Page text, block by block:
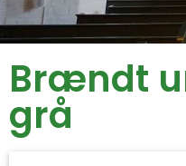
Brændt
grå